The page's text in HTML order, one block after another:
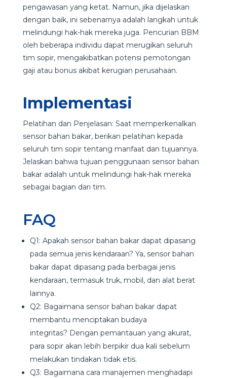
pengawasan yang ketat. Namun, jika dijelaskan
dengan baik, ini sebenarnya adalah langkah untuk
melindungi hak-hak mereka juga. Pencurian BBM
oleh beberapa individu dapat merugikan seluruh
tim sopir, mengakibatkan potensi pemotongan
gaji atau bonus akibat kerugian perusahaan.
Implementasi
Pelatihan dan Penjelasan: Saat memperkenalkan
sensor bahan bakar, berikan pelatihan kepada
seluruh tim sopir tentang manfaat dan tujuannya.
Jelaskan bahwa tujuan penggunaan sensor bahan
bakar adalah untuk melindungi hak-hak mereka
sebagai bagian dari tim.
FAQ
Q1: Apakah sensor bahan bakar dapat dipasang
pada semua jenis kendaraan? Ya, sensor bahan
bakar dapat dipasang pada berbagai jenis
kendaraan, termasuk truk, mobil, dan alat berat
lainnya.
Q2: Bagaimana sensor bahan bakar dapat
membantu menciptakan budaya
integritas? Dengan pemantauan yang akurat,
para sopir akan lebih berpikir dua kali sebelum
melakukan tindakan tidak etis.
Q3: Bagaimana cara manajemen menghadapi